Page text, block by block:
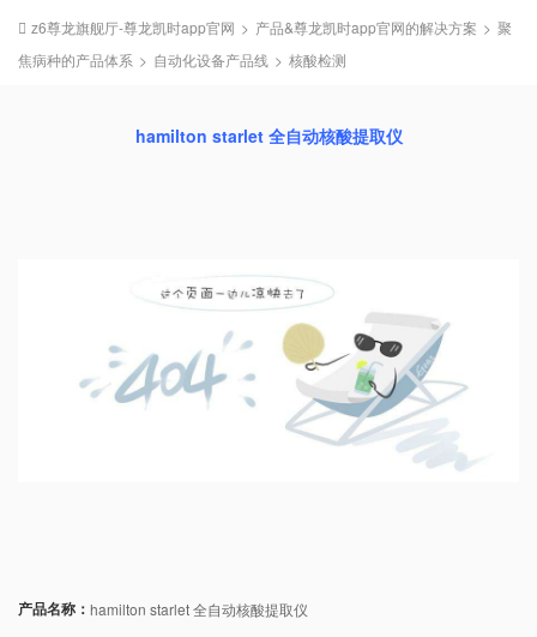
z6尊龙旗舰厅-尊龙凯时app官网 > 产品&尊龙凯时app官网的解决方案 > 聚
焦病种的产品体系 > 自动化设备产品线 > 核酸检测
hamilton starlet 全自动核酸提取仪
产品名称： hamilton starlet 全自动核酸提取仪